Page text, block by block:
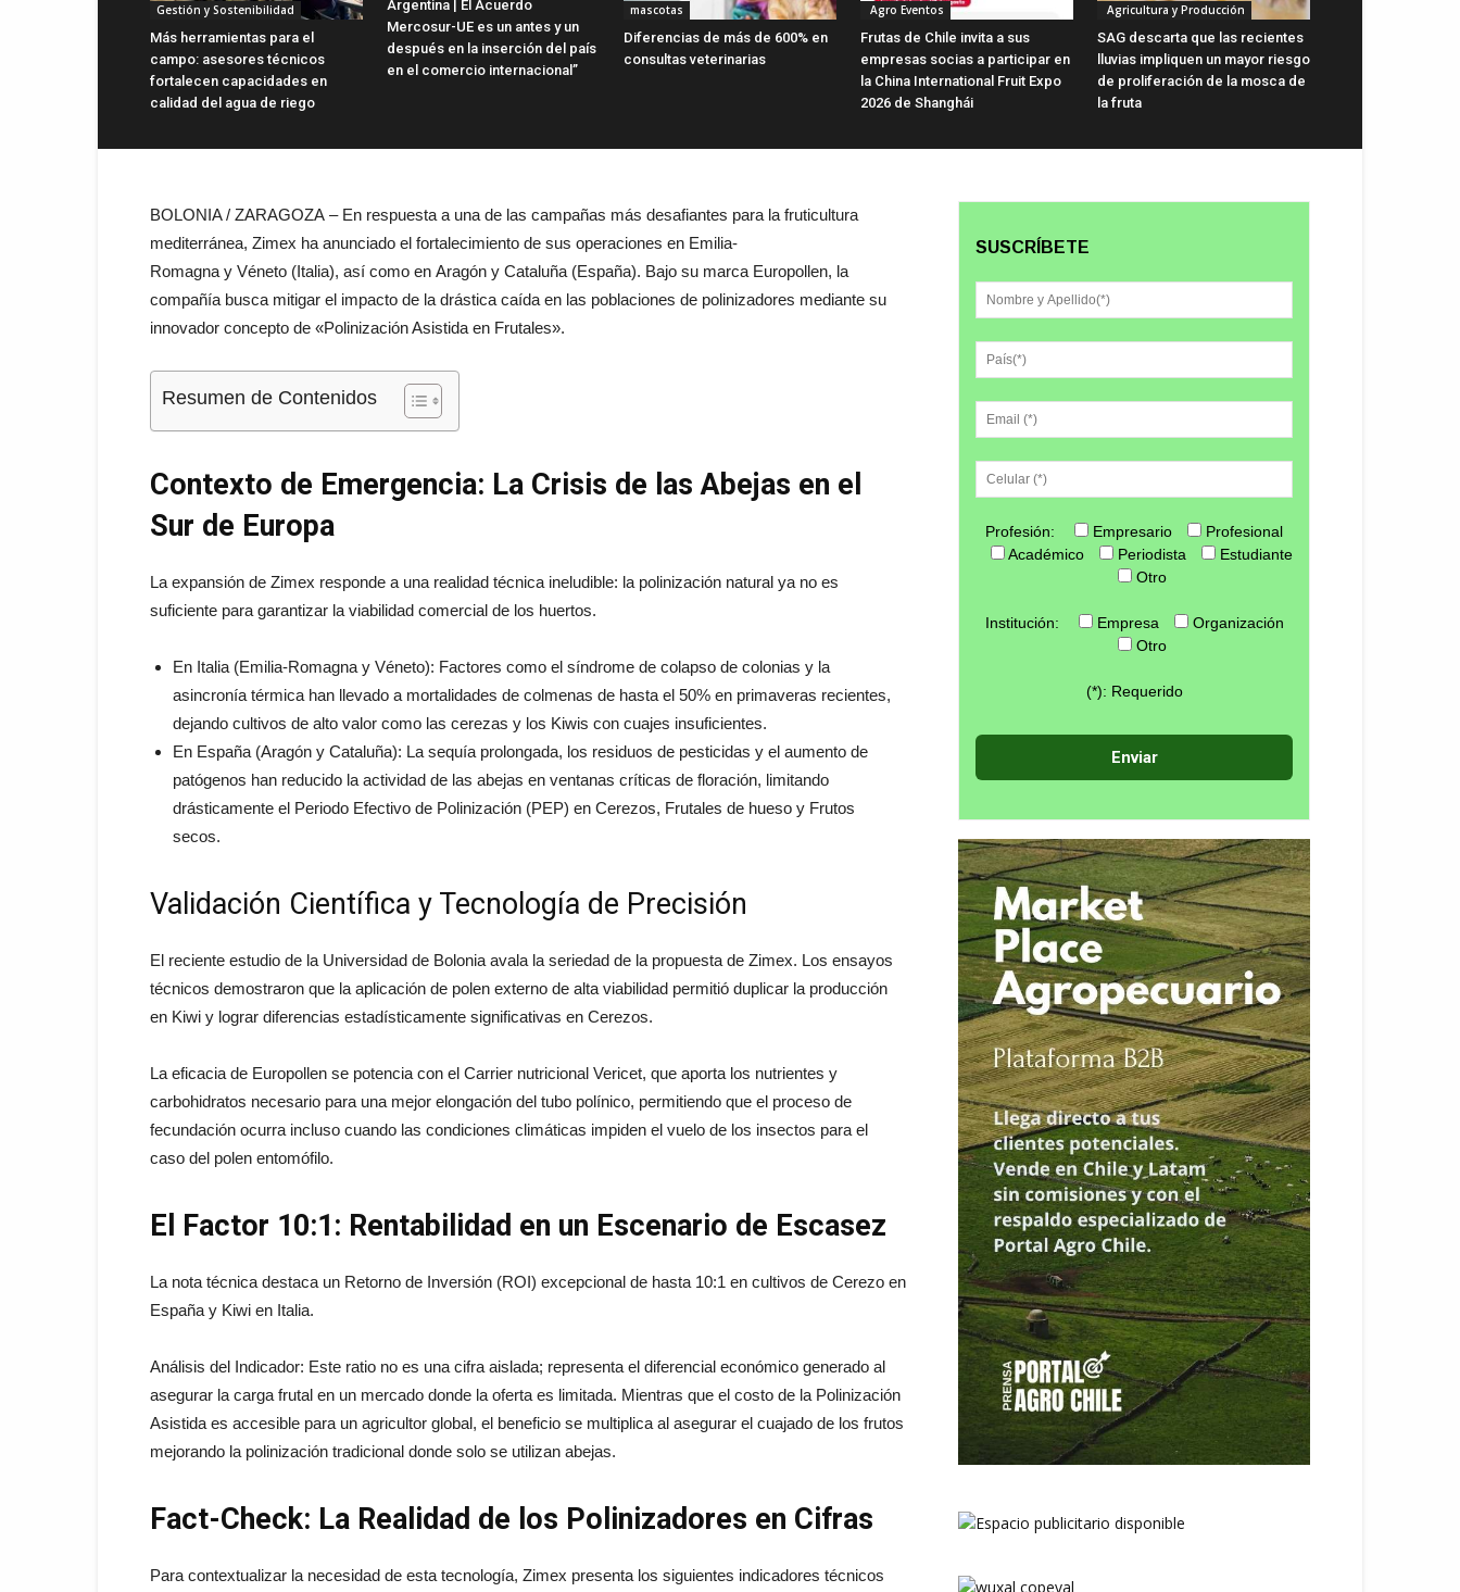
Gestión y Sostenibilidad
Más herramientas para el
campo: asesores técnicos
fortalecen capacidades en
calidad del agua de riego
Argentina | El Acuerdo
Mercosur-UE es un antes y un
después en la inserción del país
en el comercio internacional”
mascotas
Diferencias de más de 600% en
consultas veterinarias
Agro Eventos
Frutas de Chile invita a sus
empresas socias a participar en
la China International Fruit Expo
2026 de Shanghái
Agricultura y Producción
SAG descarta que las recientes
lluvias impliquen un mayor riesgo
de proliferación de la mosca de
la fruta
BOLONIA / ZARAGOZA – En respuesta a una de las campañas más desafiantes para la fruticultura
mediterránea, Zimex ha anunciado el fortalecimiento de sus operaciones en Emilia-
Romagna y Véneto (Italia), así como en Aragón y Cataluña (España). Bajo su marca Europollen, la
compañía busca mitigar el impacto de la drástica caída en las poblaciones de polinizadores mediante su
innovador concepto de «Polinización Asistida en Frutales».
Resumen de Contenidos
Contexto de Emergencia: La Crisis de las Abejas en el
Sur de Europa
La expansión de Zimex responde a una realidad técnica ineludible: la polinización natural ya no es
suficiente para garantizar la viabilidad comercial de los huertos.
En Italia (Emilia-Romagna y Véneto): Factores como el síndrome de colapso de colonias y la
asincronía térmica han llevado a mortalidades de colmenas de hasta el 50% en primaveras recientes,
dejando cultivos de alto valor como las cerezas y los Kiwis con cuajes insuficientes.
En España (Aragón y Cataluña): La sequía prolongada, los residuos de pesticidas y el aumento de
patógenos han reducido la actividad de las abejas en ventanas críticas de floración, limitando
drásticamente el Periodo Efectivo de Polinización (PEP) en Cerezos, Frutales de hueso y Frutos
secos.
Validación Científica y Tecnología de Precisión
El reciente estudio de la Universidad de Bolonia avala la seriedad de la propuesta de Zimex. Los ensayos
técnicos demostraron que la aplicación de polen externo de alta viabilidad permitió duplicar la producción
en Kiwi y lograr diferencias estadísticamente significativas en Cerezos.
La eficacia de Europollen se potencia con el Carrier nutricional Vericet, que aporta los nutrientes y
carbohidratos necesario para una mejor elongación del tubo polínico, permitiendo que el proceso de
fecundación ocurra incluso cuando las condiciones climáticas impiden el vuelo de los insectos para el
caso del polen entomófilo.
El Factor 10:1: Rentabilidad en un Escenario de Escasez
La nota técnica destaca un Retorno de Inversión (ROI) excepcional de hasta 10:1 en cultivos de Cerezo en
España y Kiwi en Italia.
Análisis del Indicador: Este ratio no es una cifra aislada; representa el diferencial económico generado al
asegurar la carga frutal en un mercado donde la oferta es limitada. Mientras que el costo de la Polinización
Asistida es accesible para un agricultor global, el beneficio se multiplica al asegurar el cuajado de los frutos
mejorando la polinización tradicional donde solo se utilizan abejas.
Fact-Check: La Realidad de los Polinizadores en Cifras
Para contextualizar la necesidad de esta tecnología, Zimex presenta los siguientes indicadores técnicos
SUSCRÍBETE
Profesión: Empresario
Profesional
Académico
Periodista
Estudiante
Otro
Institución: Empresa
Organización
Otro
(*): Requerido